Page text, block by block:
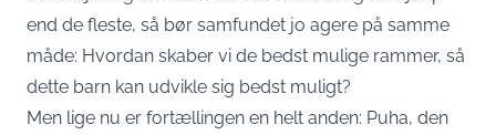
end de fleste, så bør samfundet jo agere på samme
måde: Hvordan skaber vi de bedst mulige rammer, så
dette barn kan udvikle sig bedst muligt?
Men lige nu er fortællingen en helt anden: Puha, den